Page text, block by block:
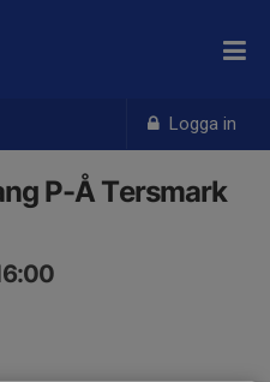
Logga in
P-Å Tersmark